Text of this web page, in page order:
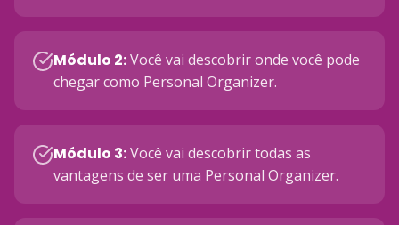
Módulo 2:Você vai descobrir onde você pode
chegar como Personal Organizer.
Módulo 3:Você vai descobrir todas as
vantagens de ser uma Personal Organizer.